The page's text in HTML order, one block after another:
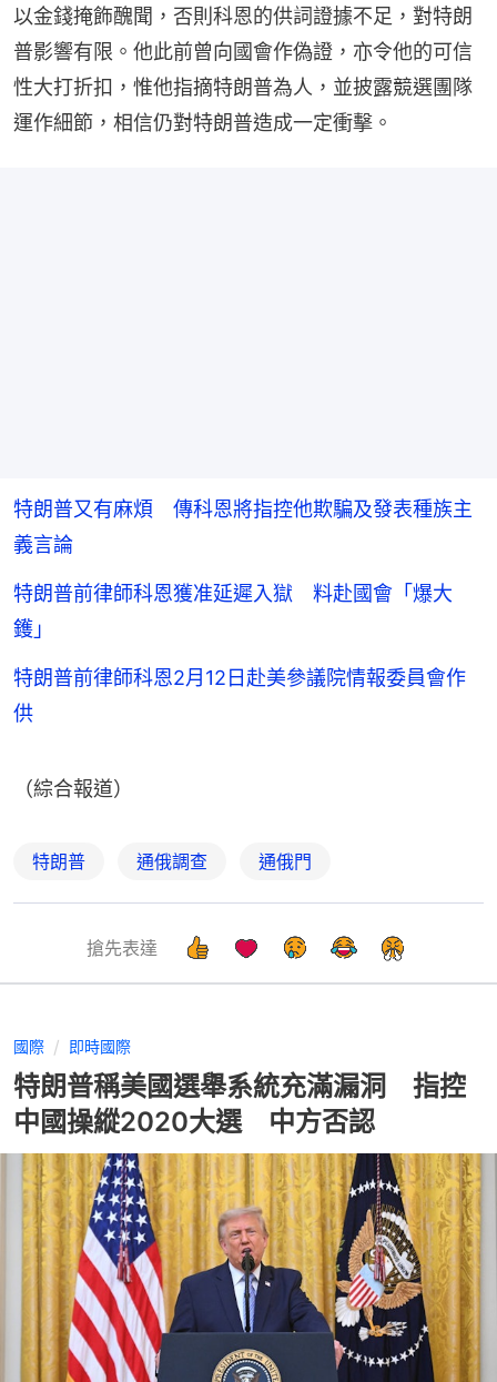
以金錢掩飾醜聞，否則科恩的供詞證據不足，對特朗
普影響有限。他此前曾向國會作偽證，亦令他的可信
性大打折扣，惟他指摘特朗普為人，並披露競選團隊
運作細節，相信仍對特朗普造成一定衝擊。
特朗普又有麻煩 傳科恩將指控他欺騙及發表種族主
義言論
特朗普前律師科恩獲准延遲入獄 料赴國會「爆大
鑊」
特朗普前律師科恩2月12日赴美參議院情報委員會作
供
（綜合報道）
特朗普 通俄調查 通俄門
搶先表達
國際 即時國際
特朗普稱美國選舉系統充滿漏洞 指控
中國操縱2020大選 中方否認